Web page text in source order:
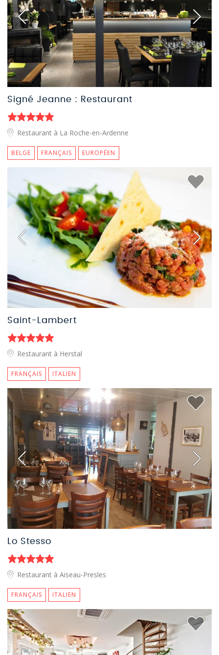
Signé Jeanne : Restaurant
Restaurant à La Roche-en-Ardenne
BELGE FRANÇAIS EUROPÉEN
Saint-Lambert
Restaurant à Herstal
FRANÇAIS ITALIEN
Lo Stesso
Restaurant à Aiseau-Presles
FRANÇAIS ITALIEN